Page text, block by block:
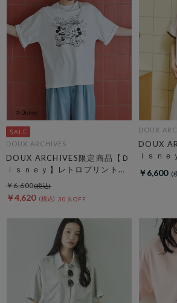
DOUX ARCHIVES
DOUX ARCHIVES限定商品【Ｄ
ｉｓｎｅｙ】レトロプリントＴ
ｅｅ
￥4,620 30％OFF
￥6,600
DOUX
DOUX
ｉｓｎｅ
￥6,600